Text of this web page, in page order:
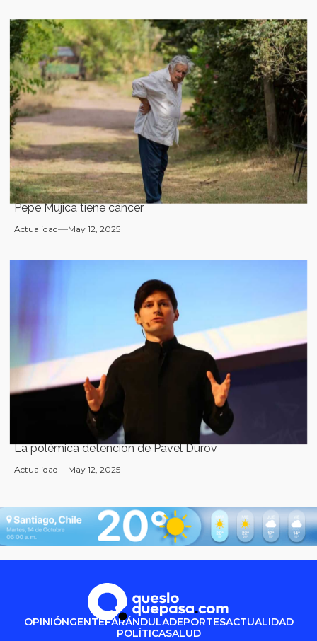
Pepe Mujica tiene cáncer
Actualidad May 12, 2025
La polémica detención de Pavel Durov
Actualidad May 12, 2025
OPINIÓNGENTEFARÁNDULADEPORTESACTUALIDAD
POLÍTICASALUD